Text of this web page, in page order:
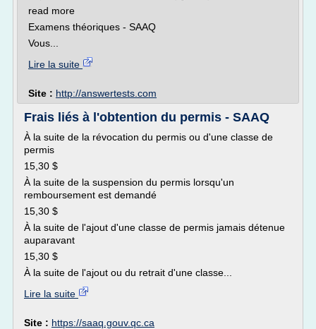
read more
Examens théoriques - SAAQ
Vous...
Lire la suite
Site : http://answertests.com
Frais liés à l'obtention du permis - SAAQ
À la suite de la révocation du permis ou d'une classe de
permis
15,30 $
À la suite de la suspension du permis lorsqu'un
remboursement est demandé
15,30 $
À la suite de l'ajout d'une classe de permis jamais détenue
auparavant
15,30 $
À la suite de l'ajout ou du retrait d'une classe...
Lire la suite
Site : https://saaq.gouv.qc.ca